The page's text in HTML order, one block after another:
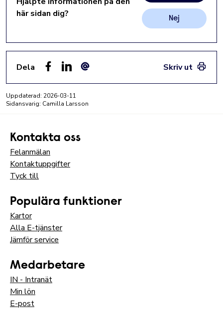
här sidan dig?
Nej
Dela
Skriv ut
Uppdaterad: 2026-03-11
Sidansvarig: Camilla Larsson
Kontakta oss
Felanmälan
Kontaktuppgifter
Tyck till
Populära funktioner
Kartor
Alla E-tjänster
Jämför service
Medarbetare
IN - Intranät
Min lön
E-post